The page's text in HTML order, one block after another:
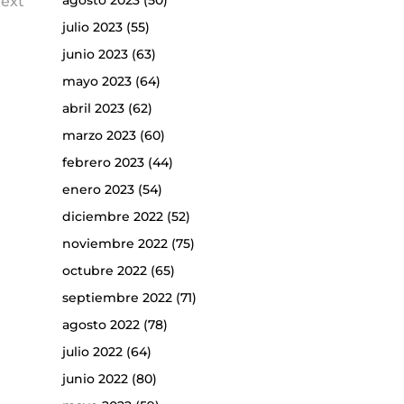
julio 2023(55)
junio 2023(63)
mayo 2023(64)
abril 2023(62)
marzo 2023(60)
febrero 2023(44)
enero 2023(54)
diciembre 2022(52)
noviembre 2022(75)
octubre 2022(65)
septiembre 2022(71)
agosto 2022(78)
julio 2022(64)
junio 2022(80)